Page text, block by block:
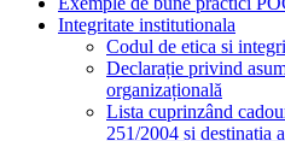
Integritate institutionala
Codul de etica si
Declarație privind
organizațională
Lista cuprinzând
251/2004 și destinația